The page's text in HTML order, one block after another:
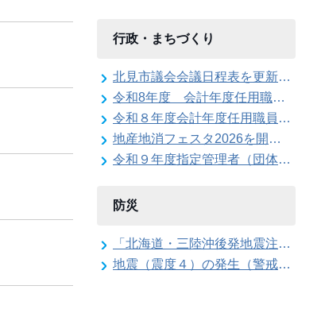
行政・まちづくり
北見市議会会議日程表を更新しました
令和8年度 会計年度任用職員（上下水道局 公営企業契約管理事務員）の募集
令和８年度会計年度任用職員（給食調理補助員）の募集（常呂学校給食センター）
地産地消フェスタ2026を開催します
令和９年度指定管理者（団体・企業）の募集
防災
「北海道・三陸沖後発地震注意情報」の特別な注意の呼び掛け期間の終了
地震（震度４）の発生（警戒配備体制の解除）